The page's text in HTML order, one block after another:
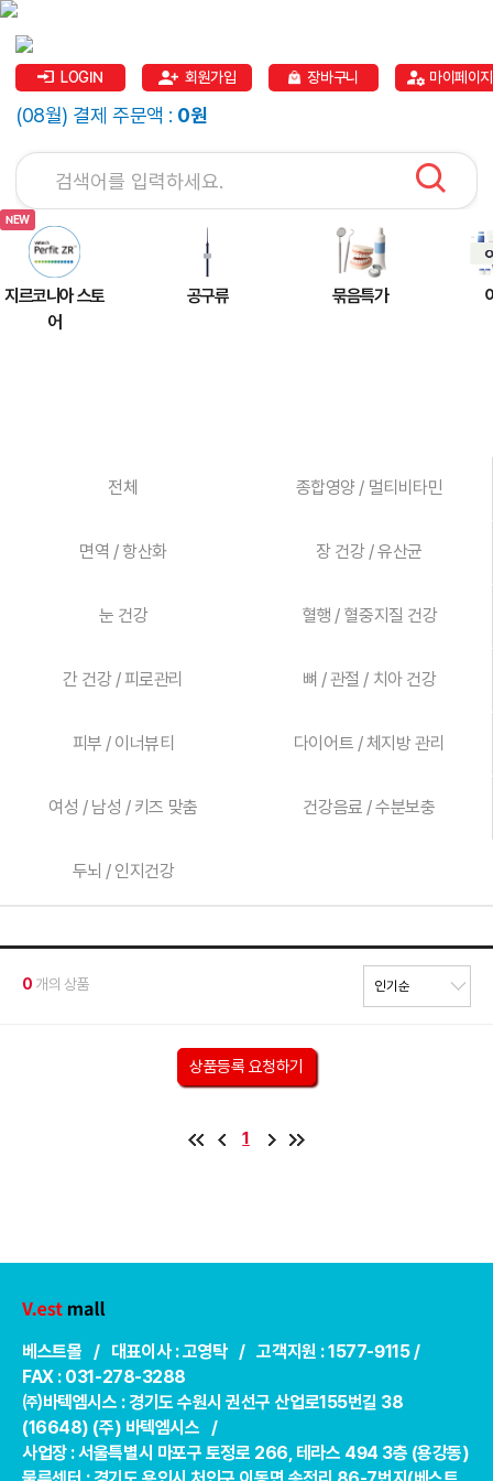
LOGIN 회원가입 장바구니 마이페이지
(08월) 결제 주문액 : 0원
지르코니아 스토
어
공구류 묶음특가
전체 종합영양 / 멀티비타민
면역 / 항산화 장 건강 / 유산균
눈 건강 혈행 / 혈중지질 건강
간 건강 / 피로관리 뼈 / 관절 / 치아 건강
피부 / 이너뷰티 다이어트 / 체지방 관리
여성 / 남성 / 키즈 맞춤 건강음료 / 수분보충
두뇌 / 인지건강
0 개의 상품
상품등록 요청하기
1
베스트몰 / 대표이사 : 고영탁 / 고객지원 : 1577-9115 /
FAX : 031-278-3288
㈜바텍엠시스 : 경기도 수원시 권선구 산업로155번길 38
(16648) (주) 바텍엠시스 /
사업장 : 서울특별시 마포구 토정로 266, 테라스 494 3층 (용강동)